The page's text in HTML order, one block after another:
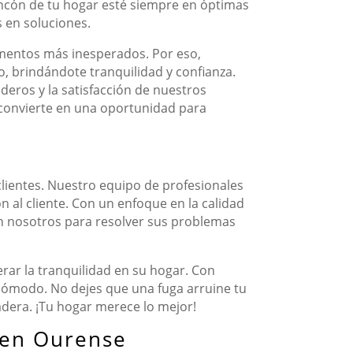
de tu hogar esté siempre en óptimas
soluciones.
más inesperados. Por eso,
brindándote tranquilidad y confianza.
y la satisfacción de nuestros
en una oportunidad para
Nuestro equipo de profesionales
cliente. Con un enfoque en la calidad
nosotros para resolver sus problemas
la tranquilidad en su hogar. Con
No dejes que una fuga arruine tu
¡Tu hogar merece lo mejor!
Ourense